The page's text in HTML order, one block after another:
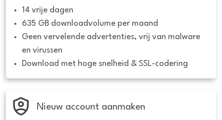
14 vrije dagen
635 GB downloadvolume per maand
Geen vervelende advertenties, vrij van malware
en virussen
Download met hoge snelheid & SSL-codering
Nieuw account aanmaken